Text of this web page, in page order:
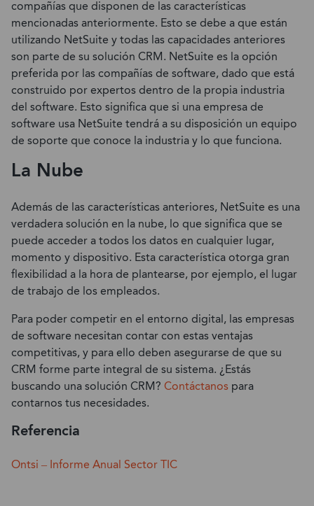
compañías que disponen de las características
mencionadas anteriormente. Esto se debe a que están
utilizando NetSuite y todas las capacidades anteriores
son parte de su solución CRM. NetSuite es la opción
preferida por las compañías de software, dado que está
construido por expertos dentro de la propia industria
del software. Esto significa que si una empresa de
software usa NetSuite tendrá a su disposición un equipo
de soporte que conoce la industria y lo que funciona.
La Nube
Además de las características anteriores, NetSuite es una
verdadera solución en la nube, lo que significa que se
puede acceder a todos los datos en cualquier lugar,
momento y dispositivo. Esta característica otorga gran
flexibilidad a la hora de plantearse, por ejemplo, el lugar
de trabajo de los empleados.
Para poder competir en el entorno digital, las empresas
de software necesitan contar con estas ventajas
competitivas, y para ello deben asegurarse de que su
CRM forme parte integral de su sistema. ¿Estás
buscando una solución CRM? Contáctanos para
contarnos tus necesidades.
Referencia
Ontsi – Informe Anual Sector TIC